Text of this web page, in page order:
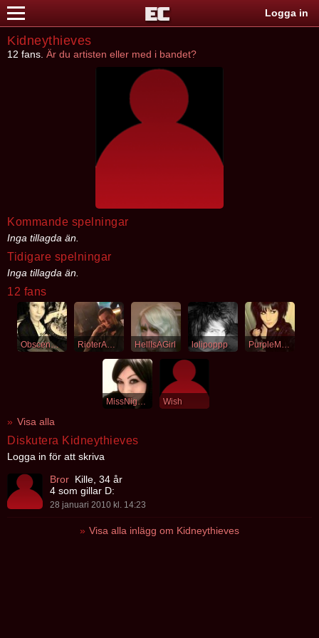
Logga in
Kidneythieves
12 fans. Är du artisten eller med i bandet?
Kommande spelningar
Inga tillagda än.
Tidigare spelningar
Inga tillagda än.
12 fans
ObsceneSilence RioterAmmo HellIsAGirl lolipoppp PurpleMascara
MissNightshade Wish
Visa alla
Diskutera Kidneythieves
Logga in för att skriva
Bror Kille, 34 år
4 som gillar D:
28 januari 2010 kl. 14:23
Visa alla inlägg om Kidneythieves